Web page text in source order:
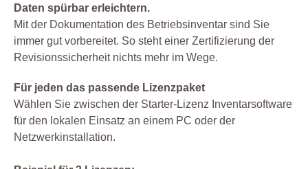
Daten spürbar erleichtern.
Mit der Dokumentation des Betriebsinventar sind Sie
immer gut vorbereitet. So steht einer Zertifizierung der
Revisionssicherheit nichts mehr im Wege.
Für jeden das passende Lizenzpaket
Wählen Sie zwischen der Starter-Lizenz Inventarsoftware
für den lokalen Einsatz an einem PC oder der
Netzwerkinstallation.